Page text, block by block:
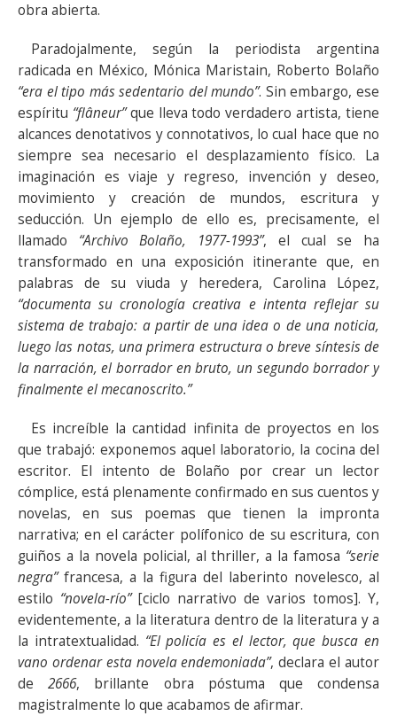
obra abierta.
Paradojalmente, según la periodista argentina
radicada en México, Mónica Maristain, Roberto Bolaño
“era el tipo más sedentario del mundo”. Sin embargo, ese
espíritu “flâneur”que lleva todo verdadero artista, tiene
alcances denotativos y connotativos, lo cual hace que no
siempre sea necesario el desplazamiento físico. La
imaginación es viaje y regreso, invención y deseo,
movimiento y creación de mundos, escritura y
seducción. Un ejemplo de ello es, precisamente, el
llamado “Archivo Bolaño, 1977-1993”, el cual se ha
transformado en una exposición itinerante que, en
palabras de su viuda y heredera, Carolina López,
“documenta su cronología creativa e intenta reflejar su
sistema de trabajo: a partir de una idea o de una noticia,
luego las notas, una primera estructura o breve síntesis de
la narración, el borrador en bruto, un segundo borrador y
finalmente el mecanoscrito.”
Es increíble la cantidad infinita de proyectos en los
que trabajó: exponemos aquel laboratorio, la cocina del
escritor. El intento de Bolaño por crear un lector
cómplice, está plenamente confirmado en sus cuentos y
novelas, en sus poemas que tienen la impronta
narrativa; en el carácter polífonico de su escritura, con
guiños a la novela policial, al thriller, a la famosa “serie
negra”francesa, a la figura del laberinto novelesco, al
estilo “novela-río”[ciclo narrativo de varios tomos]. Y,
evidentemente, a la literatura dentro de la literatura y a
la intratextualidad. “El policía es el lector, que busca en
vano ordenar esta novela endemoniada”, declara el autor
de2666, brillante obra póstuma que condensa
magistralmente lo que acabamos de afirmar.